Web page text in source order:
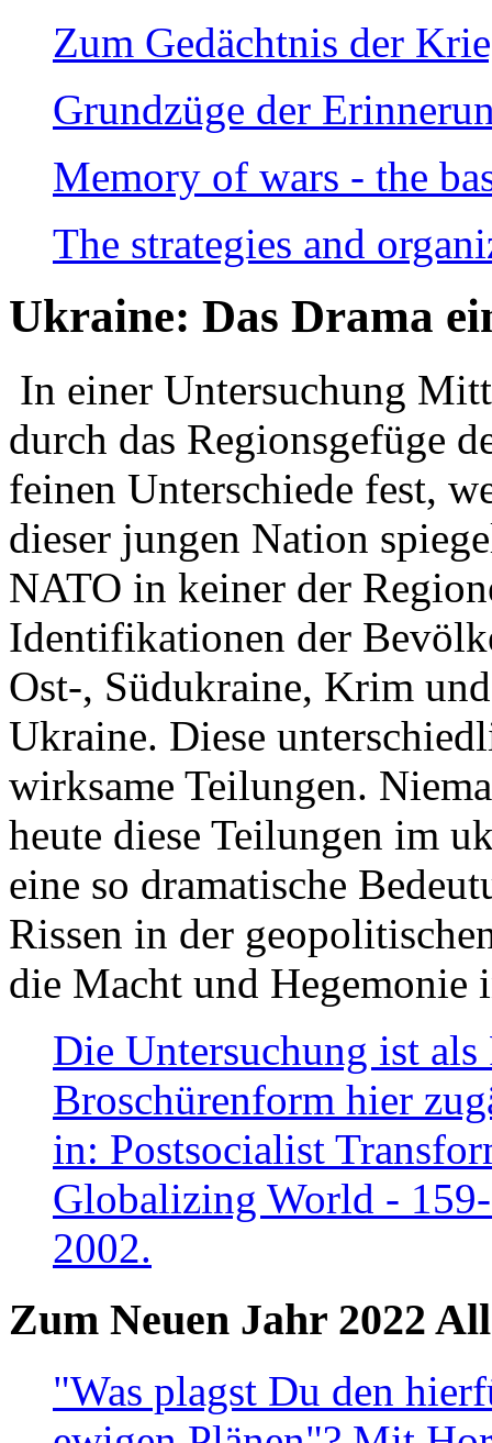
Zum Gedächtnis der
Grundzüge der
Memory of wars - the
The strategies and
Ukraine: Das Drama
In einer Untersuchung
durch das Regionsgefüge
feinen Unterschiede fest,
dieser jungen Nation
NATO in keiner der
Identifikationen der
Ost-, Südukraine, Krim
Ukraine. Diese
wirksame Teilungen.
heute diese Teilungen im
eine so dramatische
Rissen in der
die Macht und Hegemonie
Die Untersuchung ist
Broschürenform hier
in: Postsocialist
Globalizing World -
2002.
Zum Neuen Jahr 2022
"Was plagst Du den